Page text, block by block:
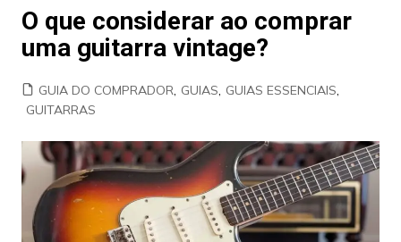
O que considerar ao comprar
uma guitarra vintage?
GUIA DO COMPRADOR, GUIAS, GUIAS ESSENCIAIS,
GUITARRAS